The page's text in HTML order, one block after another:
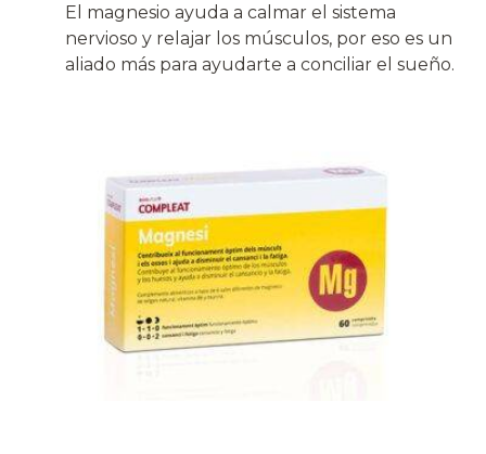
El magnesio ayuda a calmar el sistema
nervioso y relajar los músculos, por eso es un
aliado más para ayudarte a conciliar el sueño.